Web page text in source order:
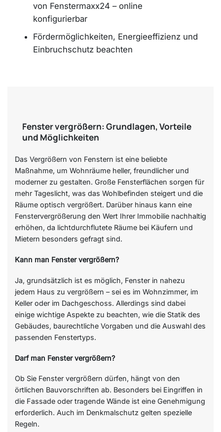
von Fenstermaxx24 – online
konfigurierbar
Fördermöglichkeiten, Energieeffizienz und
Einbruchschutz beachten
Fenster vergrößern: Grundlagen, Vorteile
und Möglichkeiten
Das Vergrößern von Fenstern ist eine beliebte
Maßnahme, um Wohnräume heller, freundlicher und
moderner zu gestalten. Große Fensterflächen sorgen für
mehr Tageslicht, was das Wohlbefinden steigert und die
Räume optisch vergrößert. Darüber hinaus kann eine
Fenstervergrößerung den Wert Ihrer Immobilie nachhaltig
erhöhen, da lichtdurchflutete Räume bei Käufern und
Mietern besonders gefragt sind.
Kann man Fenster vergrößern?
Ja, grundsätzlich ist es möglich, Fenster in nahezu
jedem Haus zu vergrößern – sei es im Wohnzimmer, im
Keller oder im Dachgeschoss. Allerdings sind dabei
einige wichtige Aspekte zu beachten, wie die Statik des
Gebäudes, baurechtliche Vorgaben und die Auswahl des
passenden Fenstertyps.
Darf man Fenster vergrößern?
Ob Sie Fenster vergrößern dürfen, hängt von den
örtlichen Bauvorschriften ab. Besonders bei Eingriffen in
die Fassade oder tragende Wände ist eine Genehmigung
erforderlich. Auch im Denkmalschutz gelten spezielle
Regeln.